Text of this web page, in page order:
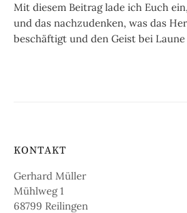
Mit diesem Beitrag lade ich Euch
und das nachzudenken, was das
beschäftigt und den Geist bei Laune
KONTAKT
Gerhard Müller
Mühlweg 1
68799 Reilingen